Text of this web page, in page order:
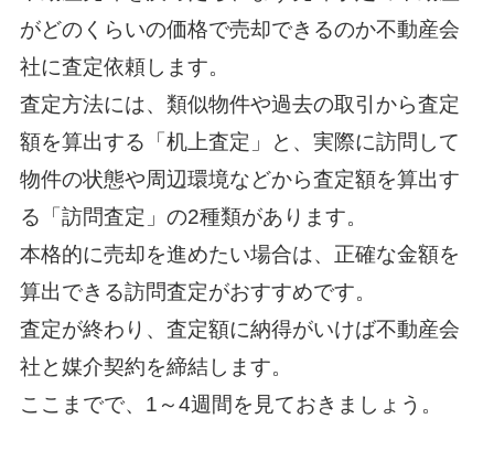
がどのくらいの価格で売却できるのか不動産会
社に査定依頼します。
査定方法には、類似物件や過去の取引から査定
額を算出する「机上査定」と、実際に訪問して
物件の状態や周辺環境などから査定額を算出す
る「訪問査定」の2種類があります。
本格的に売却を進めたい場合は、正確な金額を
算出できる訪問査定がおすすめです。
査定が終わり、査定額に納得がいけば不動産会
社と媒介契約を締結します。
ここまでで、1～4週間を見ておきましょう。